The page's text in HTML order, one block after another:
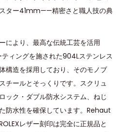
ター41mm——精密さと職人技の典
により、最高な伝統工芸を活用
ィングを施された904Lステンレス
構造を採用しており、そのモノブ
チールとそっくりです。スクリュ
ック・ダブル防水システム、ねじ
防水性を確保しています。Rehaut
レザー刻印は完全に正規品と